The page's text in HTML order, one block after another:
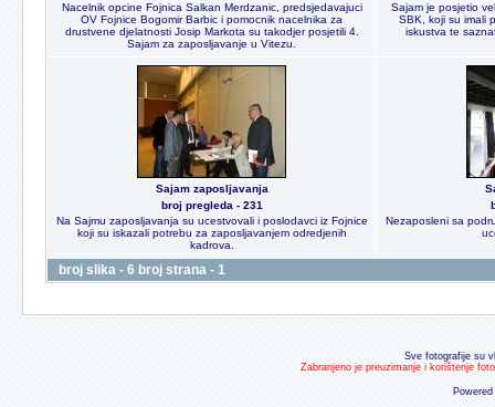
Nacelnik opcine Fojnica Salkan Merdzanic, predsjedavajuci
OV Fojnice Bogomir Barbic i pomocnik nacelnika za
drustvene djelatnosti Josip Markota su takodjer posjetili 4.
Sajam za zaposljavanje u Vitezu.
Sajam je posjetio
SBK, koji su imali
iskustva te
Sajam zaposljavanja
broj pregleda - 231
Na Sajmu zaposljavanja su ucestvovali i poslodavci iz Fojnice
koji su iskazali potrebu za zaposljavanjem odredjenih
kadrova.
Nezaposleni sa
broj slika - 6 broj strana - 1
Sve fotografije su
Zabranjeno je preuzimanje i korištenje